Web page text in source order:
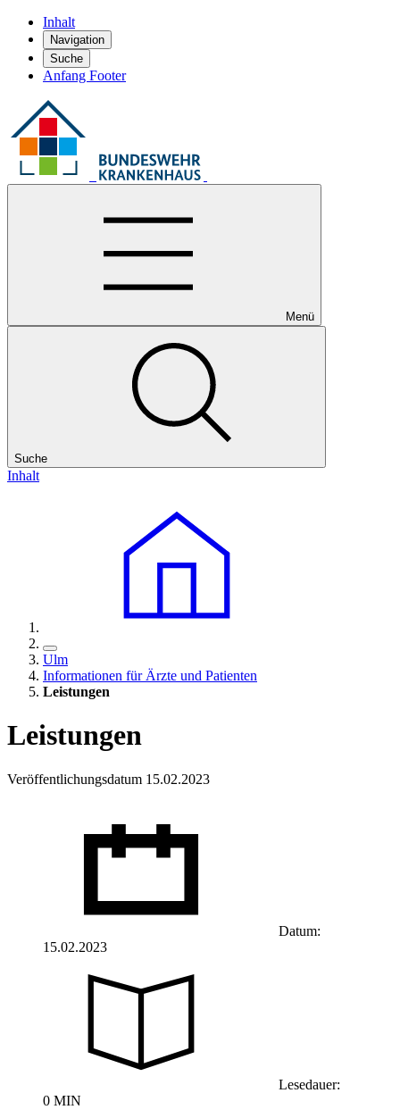
Inhalt
Navigation
Suche
Anfang Footer
Menü
Suche
Inhalt
Ulm
Informationen für Ärzte und Patienten
Leistungen
Leistungen
Veröffentlichungsdatum 15.02.2023
Datum:
15.02.2023
Lesedauer:
0 MIN